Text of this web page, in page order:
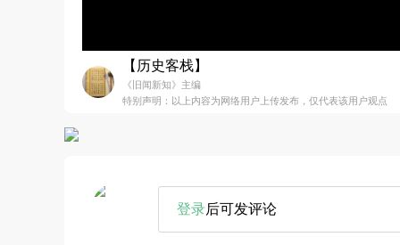
【历史客栈】
《旧闻新知》主编
特别声明：以上内容为网络用户上传发布，仅代表该用户观点
登录后可发评论